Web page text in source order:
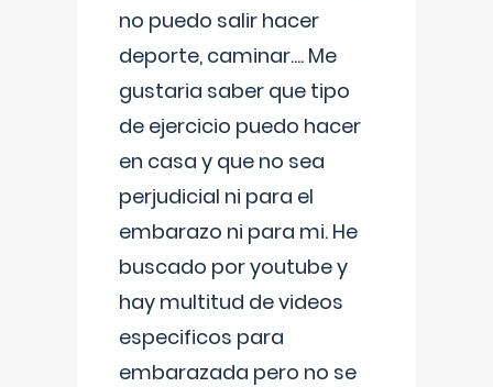
no puedo salir hacer
deporte, caminar.... Me
gustaria saber que tipo
de ejercicio puedo hacer
en casa y que no sea
perjudicial ni para el
embarazo ni para mi. He
buscado por youtube y
hay multitud de videos
especificos para
embarazada pero no se